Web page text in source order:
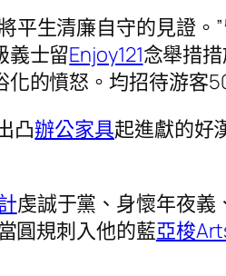
平生清廉自守的見證
義士留Enjoy121念舉措
的憤怒。均招待游客
凸辦公家具起進獻的好
虔誠于黨、身懷年夜義
圓規刺入他的藍亞梭